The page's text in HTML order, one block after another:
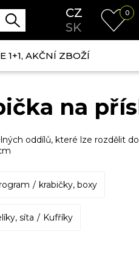
CZ
SK
0
1+1, AKČNÍ ZBOŽÍ
na
oddílů, které lze rozdělit
krabičky, boxy
síta Kufříky